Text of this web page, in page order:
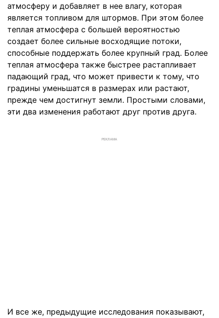
атмосферу и добавляет в нее влагу, которая
является топливом для штормов. При этом более
теплая атмосфера с большей вероятностью
создает более сильные восходящие потоки,
способные поддержать более крупный град. Более
теплая атмосфера также быстрее растапливает
падающий град, что может привести к тому, что
градины уменьшатся в размерах или растают,
прежде чем достигнут земли. Простыми словами,
эти два изменения работают друг против друга.
РЕКЛАМА
И все же, предыдущие исследования показывают,